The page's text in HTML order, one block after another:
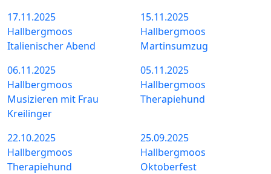
17.11.2025
Hallbergmoos
Italienischer Abend
15.11.2025
Hallbergmoos
Martinsumzug
06.11.2025
Hallbergmoos
Musizieren mit Frau
Kreilinger
05.11.2025
Hallbergmoos
Therapiehund
22.10.2025
Hallbergmoos
Therapiehund
25.09.2025
Hallbergmoos
Oktoberfest